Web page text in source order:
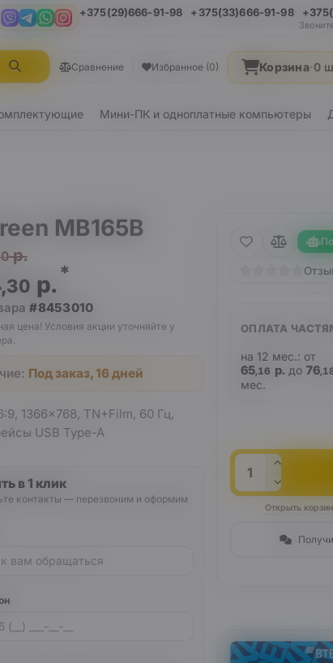
ViberTelegram
WhatsApp
Instagram
+375(29)666-91-98 +375(33)666-91-98
Сравнение Избранное (0) Корзина·0
Мини-ПК и одноплатные компьютеры
MB165B
р.
,30р.*
#8453010
цена! Условия акции уточняйте у
Под заказ, 16 дней
1366x768, TN+Film, 60 Гц,
USB Type-A
в 1 клик
контакты — перезвоним и оформим
ОПЛАТА
на 12 мес.: от
65,16 р. до 76
мес.
Кол-во
Открыть